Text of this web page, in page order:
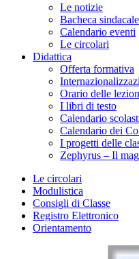
Le notizie
Bacheca sindacale
Calendario eventi
Le circolari
Didattica
Offerta formativa
Orario delle
I libri di testo
Calendario
Calendario dei
I progetti delle
Zephyrus – Il
Le circolari
Modulistica
Consigli di Classe
Registro Elettronico
Orientamento